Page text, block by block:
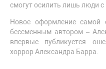
смогут осилить лишь люди
Новое оформление
бессменным автором –
впервые публикуется
хоррор Александра Барра.